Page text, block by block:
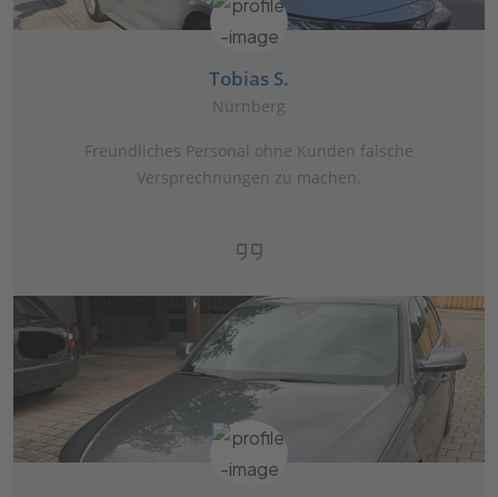
Tobias S.
Nürnberg
Freundliches Personal ohne Kunden falsche
Versprechnungen zu machen.